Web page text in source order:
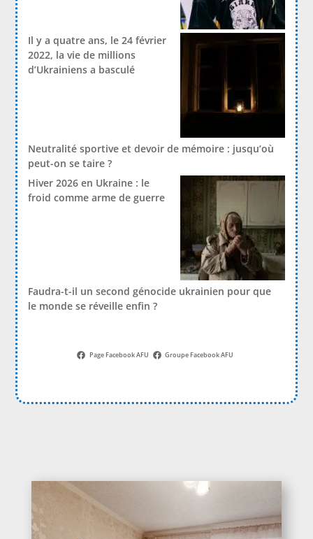
Il y a quatre ans, le 24 février
2022, la vie de millions
d’Ukrainiens a basculé
Neutralité sportive et devoir de mémoire : jusqu’où
peut-on se taire ?
Hiver 2026 en Ukraine : le
froid comme arme de guerre
Faudra-t-il un second génocide ukrainien pour que
le monde se réveille enfin ?
Page Facebook AFU Groupe Facebook AFU